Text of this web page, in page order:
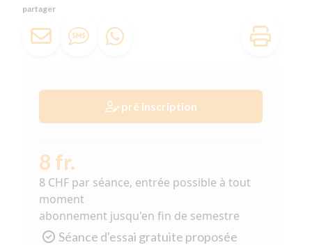
partager
pré inscription
8 fr.
8 CHF par séance, entrée possible à tout
moment
abonnement jusqu'en fin de semestre
Séance d'essai gratuite proposée